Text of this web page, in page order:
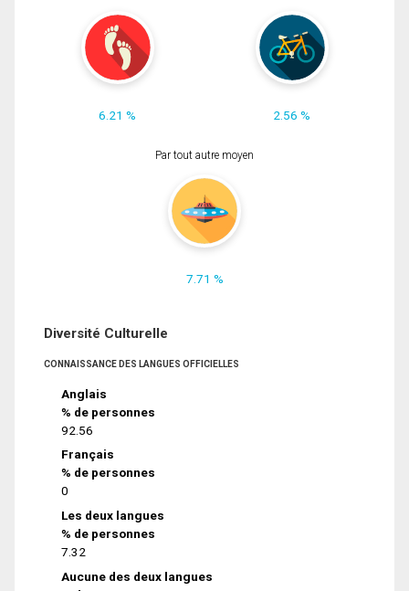
6.21 % 2.56 %
Par tout autre moyen
7.71 %
Diversité Culturelle
CONNAISSANCE DES LANGUES OFFICIELLES
Anglais
% de personnes
92.56
Français
% de personnes
0
Les deux langues
% de personnes
7.32
Aucune des deux langues